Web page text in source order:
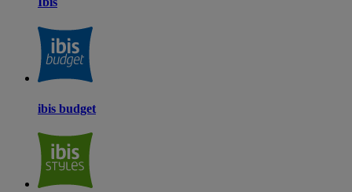
ibis budget